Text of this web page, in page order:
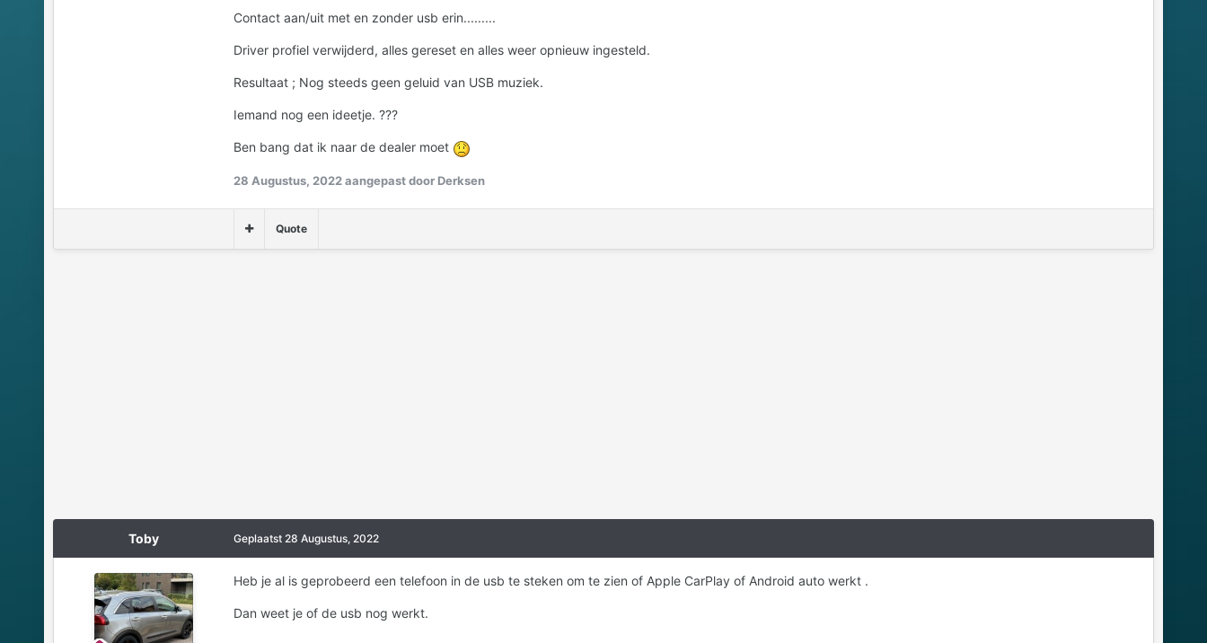
Contact aan/uit met en zonder usb erin.........
Driver profiel verwijderd, alles gereset en alles weer opnieuw ingesteld.
Resultaat ; Nog steeds geen geluid van USB muziek.
Iemand nog een ideetje. ???
Ben bang dat ik naar de dealer moet
28 Augustus, 2022aangepast door Derksen
Quote
Toby Geplaatst 28 Augustus, 2022
Heb je al is geprobeerd een telefoon in de usb te steken om te zien of Apple CarPlay of Android auto werkt .
Dan weet je of de usb nog werkt.